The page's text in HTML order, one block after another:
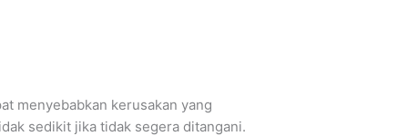
menyebabkan kerusakan yang
sedikit jika tidak segera ditangani.